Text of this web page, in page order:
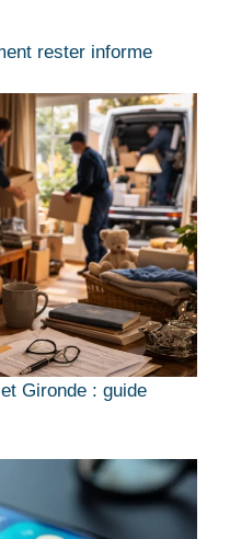
rester informe
Gironde : guide